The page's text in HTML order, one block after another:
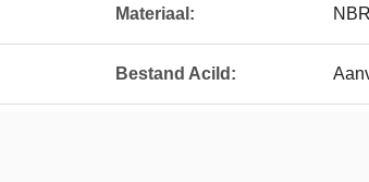
Materiaal: NBR
Bestand Acild: